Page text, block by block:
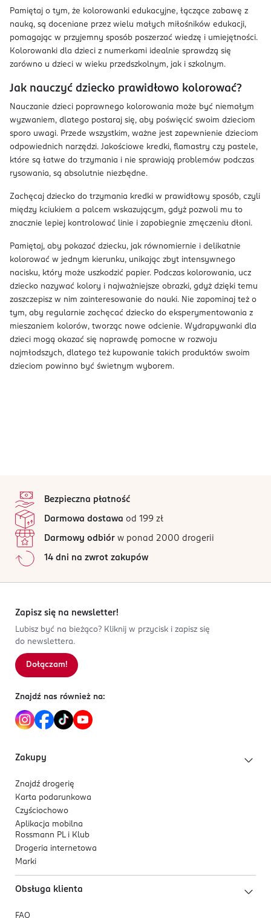
Pamiętaj o tym, że kolorowanki edukacyjne, łączące zabawę z
nauką, są doceniane przez wielu małych miłośników edukacji,
pomagając w przyjemny sposób poszerzać wiedzę i umiejętności.
Kolorowanki dla dzieci z numerkami idealnie sprawdzą się
zarówno u dzieci w wieku przedszkolnym, jak i szkolnym.
Jak nauczyć dziecko prawidłowo kolorować?
Nauczanie dzieci poprawnego kolorowania może być niemałym
wyzwaniem, dlatego postaraj się, aby poświęcić swoim dzieciom
sporo uwagi. Przede wszystkim, ważne jest zapewnienie dzieciom
odpowiednich narzędzi. Jakościowe kredki, flamastry czy pastele,
które są łatwe do trzymania i nie sprawiają problemów podczas
rysowania, są absolutnie niezbędne.
Zachęcaj dziecko do trzymania kredki w prawidłowy sposób, czyli
między kciukiem a palcem wskazującym, gdyż pozwoli mu to
znacznie lepiej kontrolować linie i zapobiegnie zmęczeniu dłoni.
Pamiętaj, aby pokazać dziecku, jak równomiernie i delikatnie
kolorować w jednym kierunku, unikając zbyt intensywnego
nacisku, który może uszkodzić papier. Podczas kolorowania, ucz
dziecko nazywać kolory i najważniejsze obrazki, gdyż dzięki temu
zaszczepisz w nim zainteresowanie do nauki. Nie zapominaj też o
tym, aby regularnie zachęcać dziecko do eksperymentowania z
mieszaniem kolorów, tworząc nowe odcienie. Wydrapywanki dla
dzieci mogą okazać się naprawdę pomocne w rozwoju
najmłodszych, dlatego też kupowanie takich produktów swoim
dzieciom powinno być świetnym wyborem.
Bezpieczna płatność
Darmowa dostawa od 199 zł
Darmowy odbiór w ponad 2000 drogerii
14 dni na zwrot zakupów
Zapisz się na newsletter!
Lubisz być na bieżąco? Kliknij w przycisk i zapisz się
do newslettera.
Dołączam!
Znajdź nas również na:
Zakupy
Znajdź drogerię
Karta podarunkowa
Czyściochowo
Aplikacja mobilna
Rossmann PL i Klub
Drogeria internetowa
Marki
Obsługa klienta
FAQ